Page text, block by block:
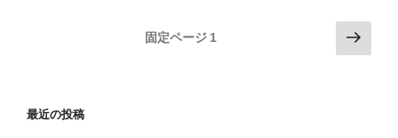
ペ
固定ページ 1
次
の
最近の投稿